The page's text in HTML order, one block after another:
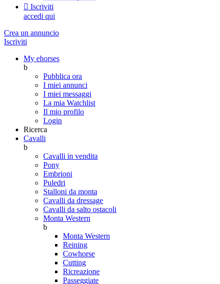
 Iscriviti
accedi qui
Crea un annuncio
Iscriviti
My ehorses
b
Pubblica ora
I miei annunci
I miei messaggi
La mia Watchlist
Il mio profilo
Login
Ricerca
Cavalli
b
Cavalli in vendita
Pony
Embrioni
Puledri
Stalloni da monta
Cavalli da dressage
Cavalli da salto ostacoli
Monta Western
b
Monta Western
Reining
Cowhorse
Cutting
Ricreazione
Passeggiate